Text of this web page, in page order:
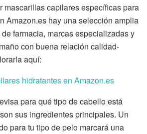
mascarillas capilares específicas para
Amazon.es hay una selección amplia
farmacia, marcas especializadas y
con buena relación calidad-
aquí:
hidratantes en Amazon.es
para qué tipo de cabello está
sus ingredientes principales. Un
para tu tipo de pelo marcará una